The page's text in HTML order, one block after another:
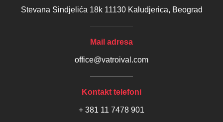
Stevana Sindjelića 18k 11130 Kaludjerica, Beograd
Mail adresa
office@vatroival.com
Kontakt telefoni
+ 381 11 7478 901